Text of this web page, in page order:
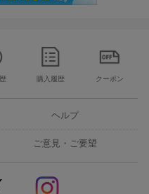
購入履歴 クーポン
ヘルプ
ご意見・ご要望